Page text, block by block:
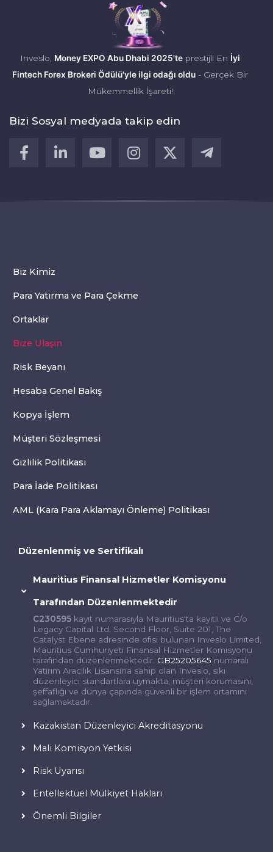
Inveslo, Money EXPO Abu Dhabi 2025'te prestijli En İyi
Fintech Forex Brokeri Ödülü'yle ilgi odağı oldu - Gerçek Bir
Mükemmellik İşareti!
Bizi Sosyal medyada takip edin
Biz Kimiz
Para Yatırma ve Para Çekme
Ortaklar
Bize Ulaşın
Risk Beyanı
Hesaba Genel Bakış
Kopya İşlem
Müşteri Sözleşmesi
Gizlilik Politikası
Para İade Politikası
AML (Kara Para Aklamayı Önleme) Politikası
Düzenlenmiş ve Sertifikalı
Mauritius Finansal Hizmetler Komisyonu
Tarafından Düzenlenmektedir
C230595 kayıt numarasıyla Mauritius'ta kayıtlı ve C/o
Legacy Capital Ltd. Second Floor, Suite 201, The
Catalyst Ebene adresinde ofisi bulunan Inveslo Limited,
Mauritius Cumhuriyeti Finansal Hizmetler Komisyonu
tarafından düzenlenmektedir. GB25205645 numaralı
Yatırım Aracılık Lisansına sahip olan Inveslo, sıkı
düzenleyici standartlara uymakta, müşteri korumasını,
şeffaflığı ve dünya çapında güvenli bir işlem ortamını
sağlamaktadır.
Kazakistan Düzenleyici Akreditasyonu
Mali Komisyon Yetkisi
Risk Uyarısı
Entellektüel Mülkiyet Hakları
Önemli Bilgiler